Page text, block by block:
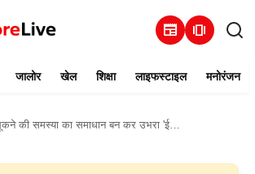
newspaper amp_stories
जालोर खेल शिक्षा लाइफस्टाइल मनोरंजन
की समस्या का समाधान बन कर उभरा 'ईजीस्पिट', सरकार का भी मिला सपोर्ट